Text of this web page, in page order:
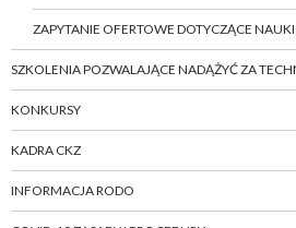
ZAPYTANIE OFERTOWE DOTYCZĄCE
SZKOLENIA POZWALAJĄCE NADĄŻYĆ ZA
KONKURSY
KADRA CKZ
INFORMACJA RODO